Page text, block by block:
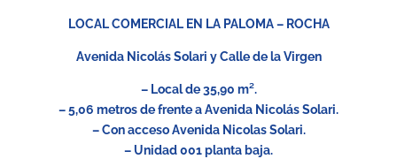
LOCAL COMERCIAL EN LA PALOMA – ROCHA
Avenida Nicolás Solari y Calle de la Virgen
– Local de 35,90 m².
– 5,06 metros de frente a Avenida Nicolás Solari.
– Con acceso Avenida Nicolas Solari.
– Unidad 001 planta baja.